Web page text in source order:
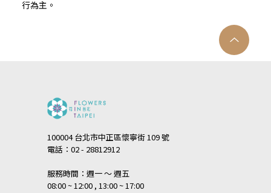
行為主。
100004 台北市中正區懷寧街 109 號
電話：02 - 28812912
服務時間：週一 ～ 週五
08:00 ~ 12:00 , 13:00 ~ 17:00